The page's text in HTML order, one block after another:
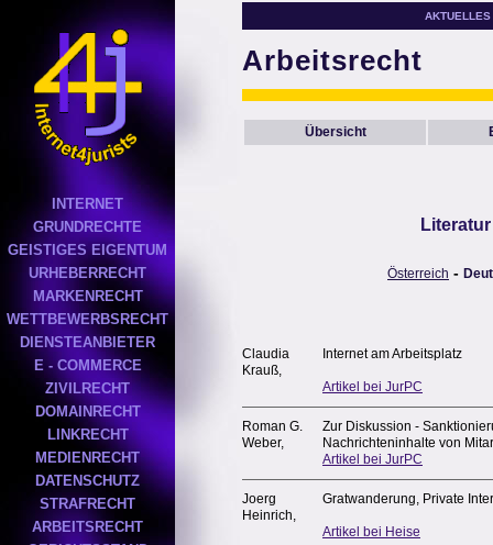
INTERNET
GRUNDRECHTE
GEISTIGES EIGENTUM
URHEBERRECHT
MARKENRECHT
WETTBEWERBSRECHT
DIENSTEANBIETER
E - COMMERCE
ZIVILRECHT
DOMAINRECHT
LINKRECHT
MEDIENRECHT
DATENSCHUTZ
STRAFRECHT
ARBEITSRECHT
AKTUELLES
Arbeitsrecht
Übersicht
Österreich -
Claudia
Krauß,
Internet am Arbeitsplatz
Artikel bei JurPC
Roman G.
Weber,
Zur Diskussion -
Nachrichteninhalte von
Artikel bei JurPC
Joerg
Heinrich,
Gratwanderung, Private
Artikel bei Heise